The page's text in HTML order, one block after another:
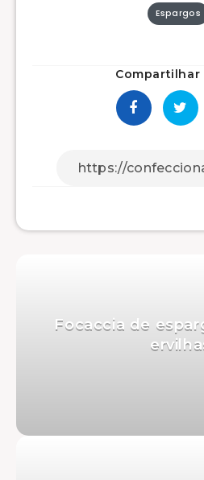
Espargos
Compartilhar
Focaccia de